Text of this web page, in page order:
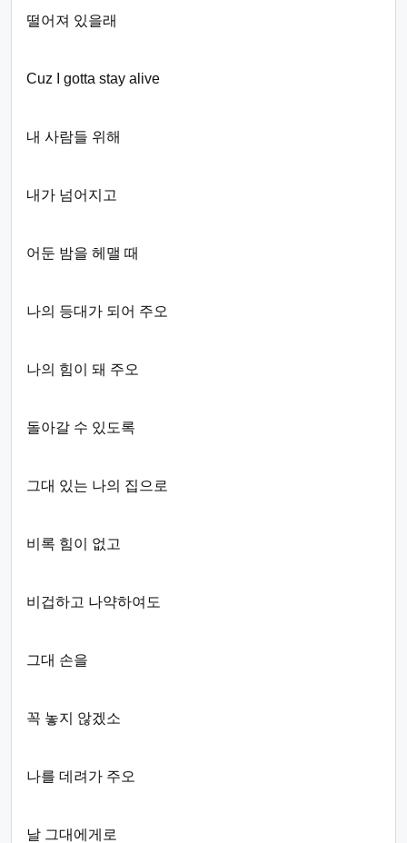
떨어져 있을래
Cuz I gotta stay alive
내 사람들 위해
내가 넘어지고
어둔 밤을 헤맬 때
나의 등대가 되어 주오
나의 힘이 돼 주오
돌아갈 수 있도록
그대 있는 나의 집으로
비록 힘이 없고
비겁하고 나약하여도
그대 손을
꼭 놓지 않겠소
나를 데려가 주오
날 그대에게로